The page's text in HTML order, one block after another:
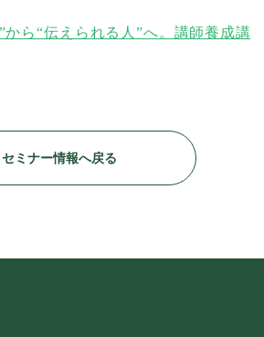
から“伝えられる人”へ。講師養成講
セミナー情報へ戻る